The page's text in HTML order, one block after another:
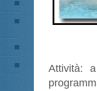
Attività: